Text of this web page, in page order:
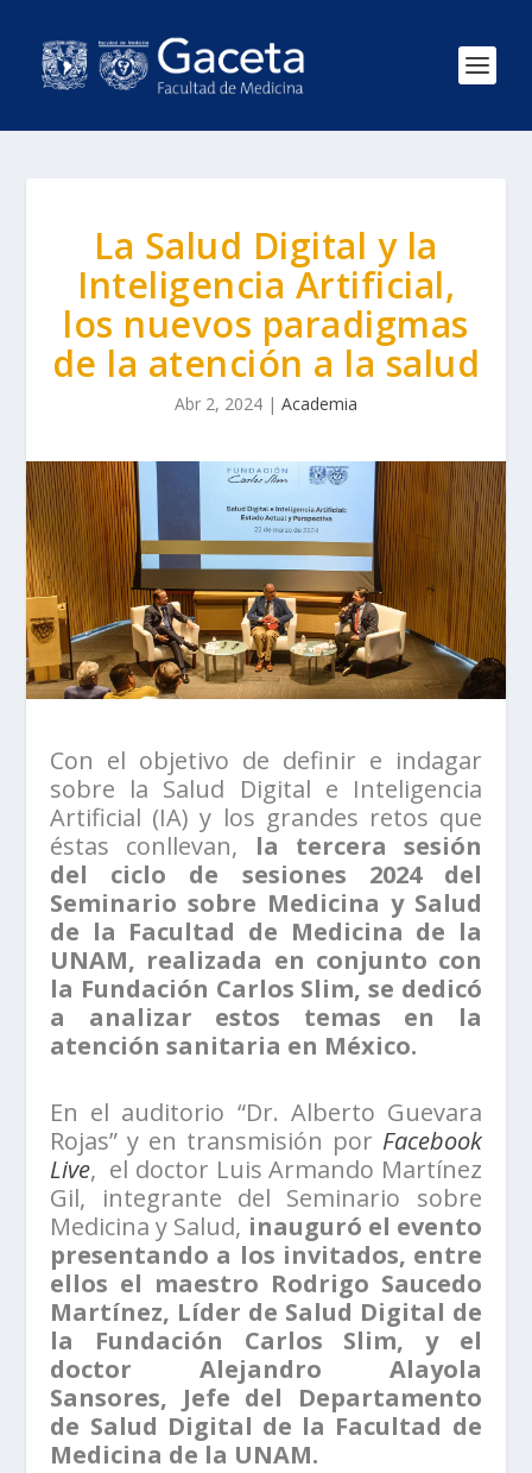
La Salud Digital y la
Inteligencia Artificial,
los nuevos paradigmas
de la atención a la salud
Abr 2, 2024 | Academia
Con el objetivo de definir e indagar
sobre la Salud Digital e Inteligencia
Artificial (IA) y los grandes retos que
éstas conllevan, la tercera sesión
del ciclo de sesiones 2024 del
Seminario sobre Medicina y Salud
de la Facultad de Medicina de la
UNAM, realizada en conjunto con
la Fundación Carlos Slim, se dedicó
a analizar estos temas en la
atención sanitaria en México.
En el auditorio “Dr. Alberto Guevara
Rojas” y en transmisión por Facebook
Live, el doctor Luis Armando Martínez
Gil, integrante del Seminario sobre
Medicina y Salud, inauguró el evento
presentando a los invitados, entre
ellos el maestro Rodrigo Saucedo
Martínez, Líder de Salud Digital de
la Fundación Carlos Slim, y el
doctor Alejandro Alayola
Sansores, Jefe del Departamento
de Salud Digital de la Facultad de
Medicina de la UNAM.